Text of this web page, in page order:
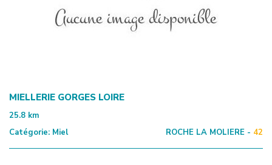
MIELLERIE GORGES LOIRE
25.8 km
Catégorie: Miel ROCHE LA MOLIERE - 42